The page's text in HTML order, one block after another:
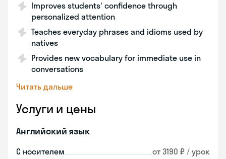
Improves students' confidence through
personalized attention
Teaches everyday phrases and idioms used by
natives
Provides new vocabulary for immediate use in
conversations
Читать дальше
Услуги и цены
Английский язык
С носителем от 3190 ₽ / урок